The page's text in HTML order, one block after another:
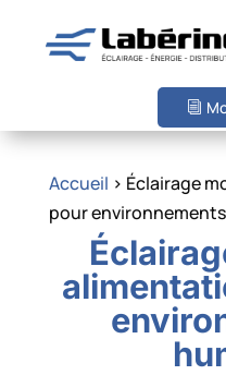
Accueil > Éclairage
pour